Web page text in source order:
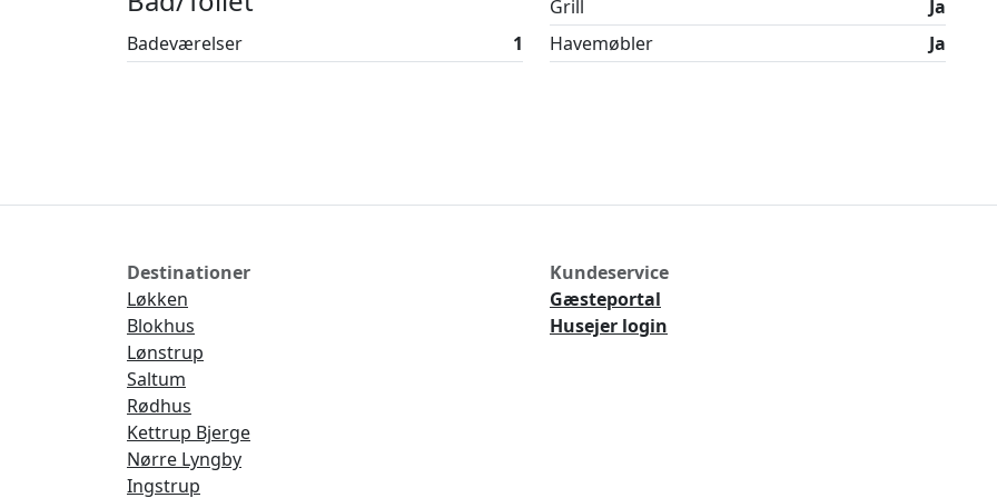
børn kan nyde en ferie fyldt med både underholdning og afslapning i Blokhus.
Badeværelser 1
Grill
Ja
Havemøbler
Ja
Destinationer
Løkken
Blokhus
Lønstrup
Saltum
Rødhus
Kettrup Bjerge
Nørre Lyngby
Ingstrup
Kundeservice
Gæsteportal
Husejer login